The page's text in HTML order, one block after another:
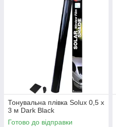
Тонувальна плівка Solux 0,5 х
3 м Dark Black
Готово до відправки